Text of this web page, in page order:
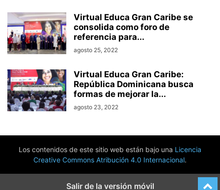
Virtual Educa Gran Caribe se
consolida como foro de
referencia para...
agosto 25, 2022
Virtual Educa Gran Caribe:
República Dominicana busca
formas de mejorar la...
agosto 23, 2022
Los contenidos de este sitio web están bajo una Licencia
Creative Commons Atribución 4.0 Internacional.
Salir de la versión móvil